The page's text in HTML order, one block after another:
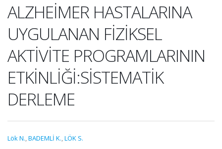
ALZHEİMER HASTALARINA
UYGULANAN FİZİKSEL
AKTİVİTE PROGRAMLARININ
ETKİNLİĞİ:SİSTEMATİK
DERLEME
Lök N.,BADEMLİ K.,LÖK S.